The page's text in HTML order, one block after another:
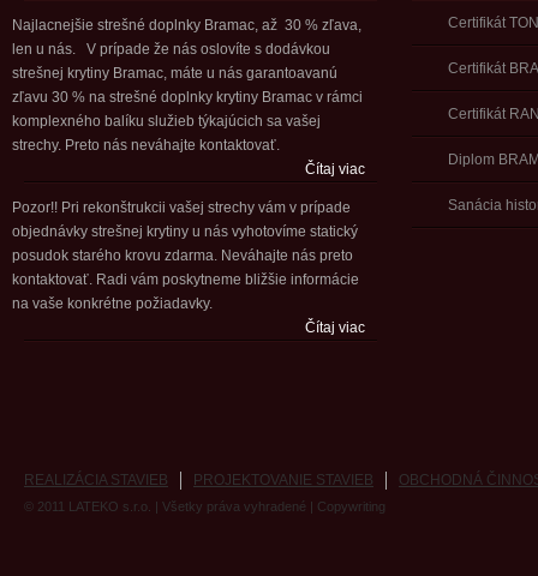
Najlacnejšie strešné doplnky Bramac, až 30 % zľava,
len u nás. V prípade že nás oslovíte s dodávkou
strešnej krytiny Bramac, máte u nás garantoavanú
zľavu 30 % na strešné doplnky krytiny Bramac v rámci
komplexného balíku služieb týkajúcich sa vašej
strechy. Preto nás neváhajte kontaktovať.
Čítaj viac
Pozor!! Pri rekonštrukcii vašej strechy vám v prípade
objednávky strešnej krytiny u nás vyhotovíme statický
posudok starého krovu zdarma. Neváhajte nás preto
kontaktovať. Radi vám poskytneme bližšie informácie
na vaše konkrétne požiadavky.
Čítaj viac
Certifikát
Certifikát
Certifikát
Diplom
Sanácia
REALIZÁCIA STAVIEB PROJEKTOVANIE STAVIEB OBCHODNÁ
© 2011 LATEKO s.r.o. | Všetky práva vyhradené | Copywriting